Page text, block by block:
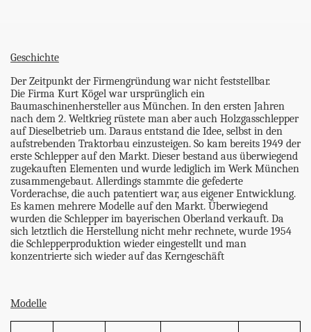
Geschichte
Der Zeitpunkt der Firmengründung war nicht feststellbar.
Die Firma Kurt Kögel war ursprünglich ein
Baumaschinenhersteller aus München. In den ersten Jahren
nach dem 2. Weltkrieg rüstete man aber auch Holzgasschlepper
auf Dieselbetrieb um. Daraus entstand die Idee, selbst in den
aufstrebenden Traktorbau einzusteigen. So kam bereits 1949 der
erste Schlepper auf den Markt. Dieser bestand aus überwiegend
zugekauften Elementen und wurde lediglich im Werk München
zusammengebaut. Allerdings stammte die gefederte
Vorderachse, die auch patentiert war, aus eigener Entwicklung.
Es kamen mehrere Modelle auf den Markt. Überwiegend
wurden die Schlepper im bayerischen Oberland verkauft. Da
sich letztlich die Herstellung nicht mehr rechnete, wurde 1954
die Schlepperproduktion wieder eingestellt und man
konzentrierte sich wieder auf das Kerngeschäft
Modelle